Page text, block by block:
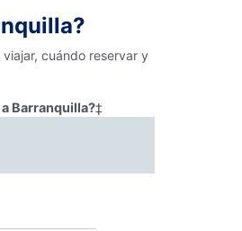
cuándo reservar y
Barranquilla?‡